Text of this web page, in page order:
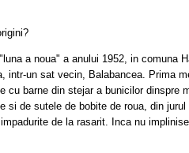
a noua" a anului 1952, in comuna
intr-un sat vecin, Balabancea. Prima
cu barne din stejar a bunicilor dinspre
si de sutele de bobite de roua, din
de la rasarit. Inca nu